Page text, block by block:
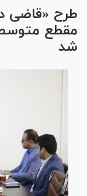
مقطع
شد